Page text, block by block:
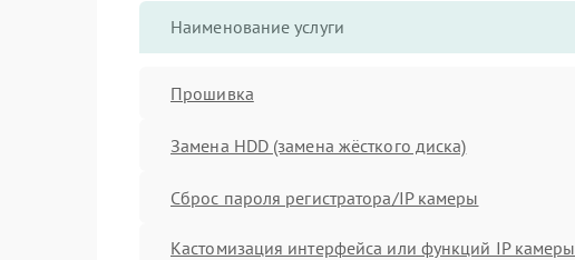
Наименование услуги
Прошивка
Замена HDD (замена жёсткого диска)
Сброс пароля регистратора/IP камеры
Кастомизация интерфейса или функций IP камеры